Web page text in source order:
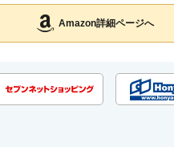
Amazon詳細ページへ